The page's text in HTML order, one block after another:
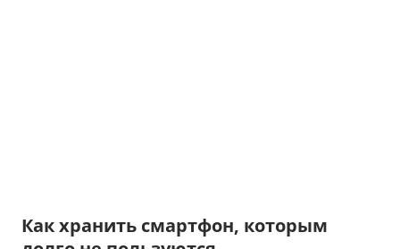
Как хранить смартфон, которым